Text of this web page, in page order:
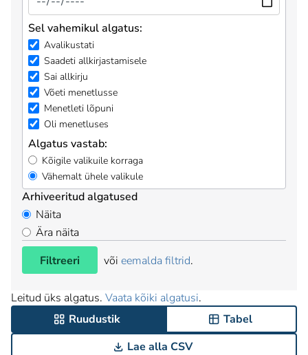
Sel vahemikul algatus:
Avalikustati
Saadeti allkirjastamisele
Sai allkirju
Võeti menetlusse
Menetleti lõpuni
Oli menetluses
Algatus vastab:
Kõigile valikuile korraga
Vähemalt ühele valikule
Arhiveeritud algatused
Näita
Ära näita
Filtreeri
või eemalda filtrid.
Leitud üks algatus. Vaata kõiki algatusi.
Ruudustik
Tabel
Lae alla CSV